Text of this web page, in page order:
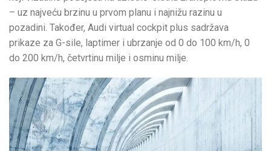
– uz najveću brzinu u prvom planu i najnižu razinu u
pozadini. Također, Audi virtual cockpit plus sadržava
prikaze za G-sile, laptimer i ubrzanje od 0 do 100 km/h, 0
do 200 km/h, četvrtinu milje i osminu milje.